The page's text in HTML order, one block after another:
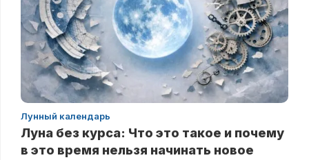
Лунный календарь
Луна без курса: Что это такое и почему
в это время нельзя начинать новое